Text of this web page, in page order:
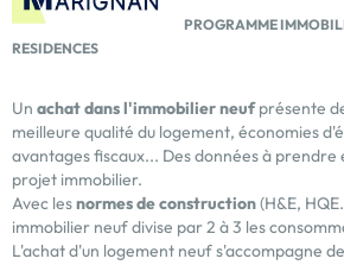
PROGRAMME
RESIDENCES
Un achat dans l'immobilier neufprésente
meilleure qualité du logement, économies
avantages fiscaux... Des données à
projet immobilier.
Avec lesnormes de construction(H&E,
immobilier neuf divise par 2 à 3 les
L'achat d'un logement neuf s'accompagne